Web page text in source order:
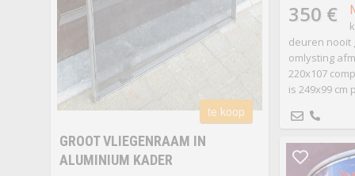
te koop
GROOT VLIEGENRAAM IN
ALUMINIUM KADER
350 €
deuren nooit
omlysting
220x107
is 249x99 cm